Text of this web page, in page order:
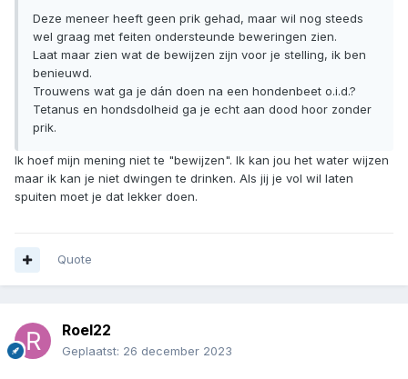
Deze meneer heeft geen prik gehad, maar wil nog steeds
wel graag met feiten ondersteunde beweringen zien.
Laat maar zien wat de bewijzen zijn voor je stelling, ik ben
benieuwd.
Trouwens wat ga je dán doen na een hondenbeet o.i.d.?
Tetanus en hondsdolheid ga je echt aan dood hoor zonder
prik.
Ik hoef mijn mening niet te "bewijzen". Ik kan jou het water wijzen
maar ik kan je niet dwingen te drinken. Als jij je vol wil laten
spuiten moet je dat lekker doen.
Quote
Roel22
Geplaatst: 26 december 2023